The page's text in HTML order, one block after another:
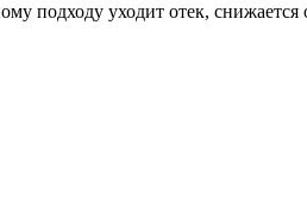
подходу уходит отек,